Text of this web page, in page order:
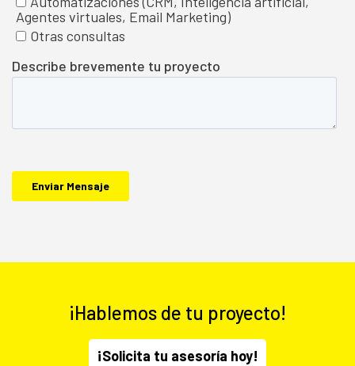
¡Hablemos de tu proyecto!
¡Solicita tu asesoría hoy!